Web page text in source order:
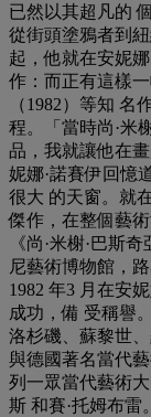
已然以其超凡的
從街頭塗鴉者到
起，他就在安妮
作：而正有這樣
（1982）等知 名
程。「當時尚·米
品，我就讓他在
妮娜·諾賽伊回憶
很大 的天窗。就
傑作，在整個藝
《尚·米榭·巴斯
尼藝術博物館，
1982 年3 月在安
成功，備 受稱譽
洛杉磯、蘇黎世
與德國著名當代
列一眾當代藝術
斯 和賽·托姆布